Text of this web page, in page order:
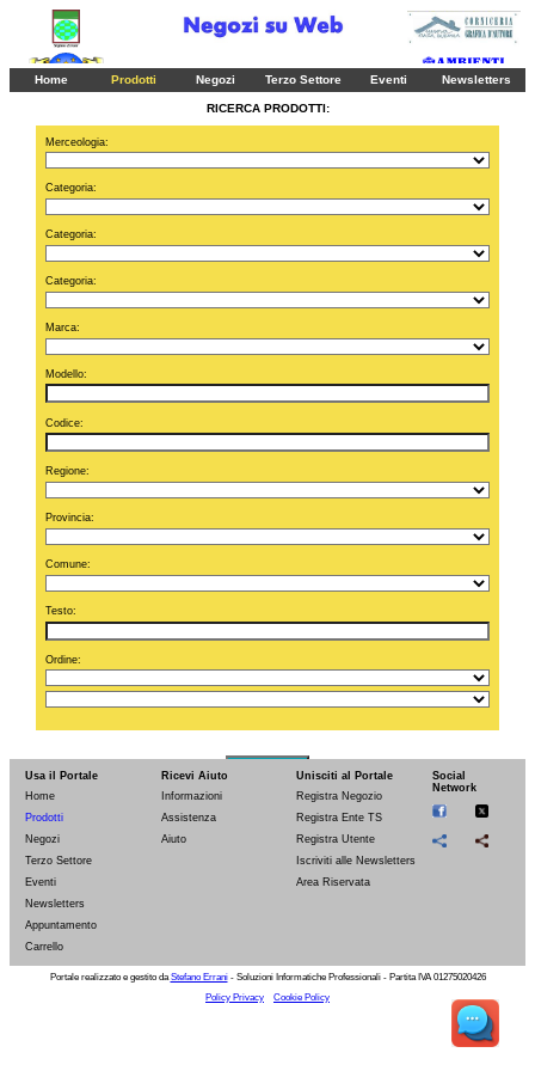
Home Prodotti Negozi Terzo Settore Eventi Newsletters
RICERCA PRODOTTI:
Merceologia:
Categoria:
Categoria:
Categoria:
Marca:
Modello:
Codice:
Regione:
Provincia:
Comune:
Testo:
Ordine:
ELENCO PRODOTTI (da 1 a 9 di 271):
IW
Usa il Portale
Home
Prodotti
Negozi
Terzo Settore
Eventi
Newsletters
Appuntamento
Carrello
Ricevi Aiuto
Informazioni
Assistenza
Aiuto
Unisciti al Portale
Registra Negozio
Registra Ente TS
Registra Utente
Iscriviti alle Newsletters
Area Riservata
Social
Network